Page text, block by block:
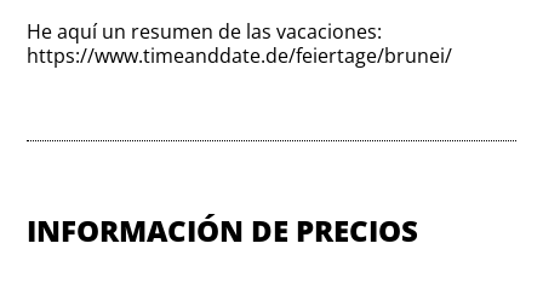
He aquí un resumen de las vacaciones:
https://www.timeanddate.de/feiertage/brunei/
INFORMACIÓN DE PRECIOS